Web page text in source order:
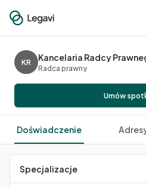
KR Kancelaria Radcy
Radca prawny
Umów
Doświadczenie
Specjalizacje